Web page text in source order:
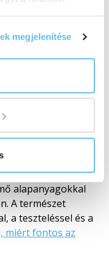
megjelenítése
a
gondosan
összetevő
megközelítéssel,
alapanyagokkal
A természet
a teszteléssel és a
miért fontos az